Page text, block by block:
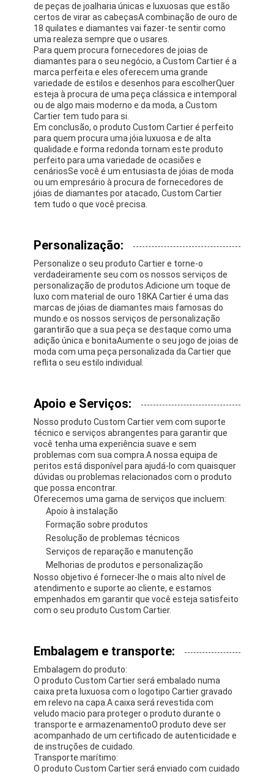
Sobre nós
Visita à fábrica
Controle de qualidade
Notícias
Casos
Blogue
Solicite um orçamento
Colares de ouro de 18K
Brincos de ouro de 18K
Anéis de ouro de 18 quilates
Pulseiras de ouro 18K
joia do ouro 18K
Costume mais cartier
de peças de joalharia únicas e luxuosas que estão
certos de virar as cabeçasA combinação de ouro de
18 quilates e diamantes vai fazer-te sentir como
uma realeza sempre que o usares.
Para quem procura fornecedores de joias de
diamantes para o seu negócio, a Custom Cartier é a
marca perfeita.e eles oferecem uma grande
variedade de estilos e desenhos para escolherQuer
esteja à procura de uma peça clássica e intemporal
ou de algo mais moderno e da moda, a Custom
Cartier tem tudo para si.
Em conclusão, o produto Custom Cartier é perfeito
para quem procura uma jóia luxuosa e de alta
qualidade.e forma redonda tornam este produto
perfeito para uma variedade de ocasiões e
cenáriosSe você é um entusiasta de jóias de moda
ou um empresário à procura de fornecedores de
jóias de diamantes por atacado, Custom Cartier
tem tudo o que você precisa.
Personalização:
Personalize o seu produto Cartier e torne-o
verdadeiramente seu com os nossos serviços de
personalização de produtos.Adicione um toque de
luxo com material de ouro 18KA Cartier é uma das
marcas de jóias de diamantes mais famosas do
mundo.e os nossos serviços de personalização
garantirão que a sua peça se destaque como uma
adição única e bonitaAumente o seu jogo de joias de
moda com uma peça personalizada da Cartier que
reflita o seu estilo individual.
Apoio e Serviços:
Nosso produto Custom Cartier vem com suporte
técnico e serviços abrangentes para garantir que
você tenha uma experiência suave e sem
problemas com sua compra.A nossa equipa de
peritos está disponível para ajudá-lo com quaisquer
dúvidas ou problemas relacionados com o produto
que possa encontrar.
Oferecemos uma gama de serviços que incluem:
Apoio à instalação
Formação sobre produtos
Resolução de problemas técnicos
Serviços de reparação e manutenção
Melhorias de produtos e personalização
Nosso objetivo é fornecer-lhe o mais alto nível de
atendimento e suporte ao cliente, e estamos
empenhados em garantir que você esteja satisfeito
com o seu produto Custom Cartier.
Embalagem e transporte:
Embalagem do produto:
O produto Custom Cartier será embalado numa
caixa preta luxuosa com o logotipo Cartier gravado
em relevo na capa.A caixa será revestida com
veludo macio para proteger o produto durante o
transporte e armazenamentoO produto deve ser
acompanhado de um certificado de autenticidade e
de instruções de cuidado.
Transporte marítimo:
O produto Custom Cartier será enviado com cuidado